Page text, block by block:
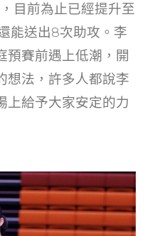
目前為止已經提升至
能送出8次助攻。李
預賽前遇上低潮，開
想法，許多人都說李
上給予大家安定的力